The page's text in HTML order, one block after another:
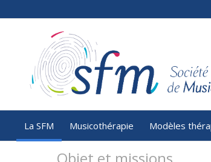
La SFM Musicothérapie Modèles